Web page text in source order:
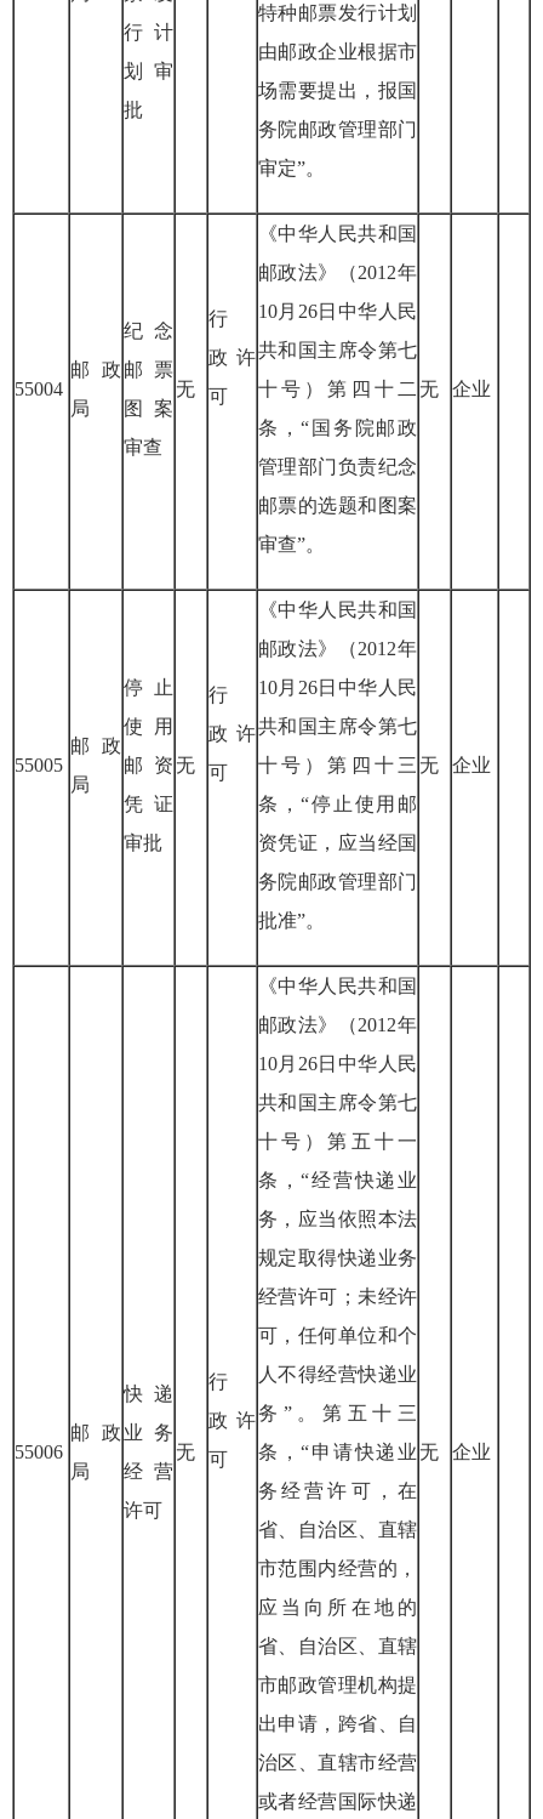
行计
划审
批
特种邮票发行计划
由邮政企业根据市
场需要提出，报国
务院邮政管理部门
审定”。
55004
邮政
局
纪念
邮票
图案
审查
无
行
政 许
可
《中华人民共和国
邮政法》（2012年
10月 26日中华人民
共和国主席令第七
十号）第四十二
条，“国务院邮政
管理部门负责纪念
邮票的选题和图案
审查”。
无 企业
55005
邮政
局
停止
使用
邮资
凭证
审批
无
行
政 许
可
《中华人民共和国
邮政法》（2012年
10月 26日中华人民
共和国主席令第七
十号）第四十三
条，“停止使用邮
资凭证，应当经国
务院邮政管理部门
批准”。
无 企业
55006
邮政
局
快递
业务
经营
许可
无
行
政 许
可
《中华人民共和国
邮政法》（2012年
10月 26日中华人民
共和国主席令第七
十号）第五十一
条，“经营快递业
务，应当依照本法
规定取得快递业务
经营许可；未经许
可，任何单位和个
人不得经营快递业
务”。第五十三
条，“申请快递业
务经营许可，在
省、自治区、直辖
市范围内经营的，
应当向所在地的
省、自治区、直辖
市邮政管理机构提
出申请，跨省、自
治区、直辖市经营
或者经营国际快递
无 企业